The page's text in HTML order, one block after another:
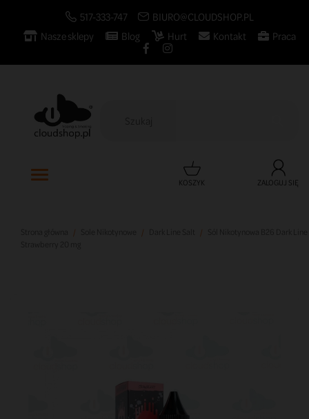
517-333-747
BIURO@CLOUDSHOP.PL
Nasze sklepy
Blog Hurt Kontakt Praca
KOSZYK ZALOGUJ SIĘ